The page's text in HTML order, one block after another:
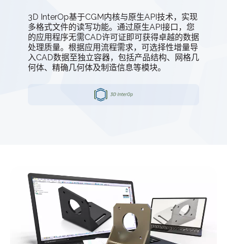
3D InterOp基于CGM内核与原生API技术，实现
多格式文件的读写功能。通过原生API接口，您
的应用程序无需CAD许可证即可获得卓越的数据
处理质量。根据应用流程需求，可选择性增量导
入CAD数据至独立容器，包括产品结构、网格几
何体、精确几何体及制造信息等模块。